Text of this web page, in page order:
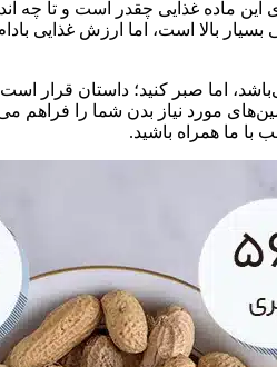
ماده غذایی چقدر است و تا چه
بالا است، اما ارزش غذایی
اما صبر کنید؛ داستان قرار است
مورد نیاز بدن شما را
با ما همراه باشید.